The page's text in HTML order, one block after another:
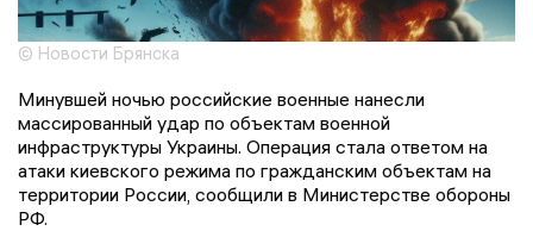
© Новости Брянска
Минувшей ночью российские военные нанесли
массированный удар по объектам военной
инфраструктуры Украины. Операция стала ответом на
атаки киевского режима по гражданским объектам на
территории России, сообщили в Министерстве обороны
РФ.